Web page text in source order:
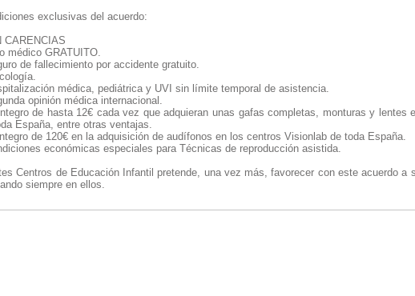
exclusivas del acuerdo:
CARENCIAS
médico GRATUITO.
de fallecimiento por accidente gratuito.
médica, pediátrica y UVI sin límite temporal de asistencia.
opinión médica internacional.
de hasta 12€ cada vez que adquieran unas gafas completas, monturas y lentes
España, entre otras ventajas.
de 120€ en la adquisición de audífonos en los centros Visionlab de toda España.
económicas especiales para Técnicas de reproducción asistida.
Centros de Educación Infantil pretende, una vez más, favorecer con este acuerdo
siempre en ellos.